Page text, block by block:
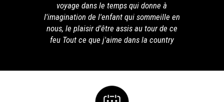
voyage dans le temps qui donne à
l'imagination de l'enfant qui sommeille en
nous, le plaisir d'être assis au tour de ce
feu Tout ce que j'aime dans la country